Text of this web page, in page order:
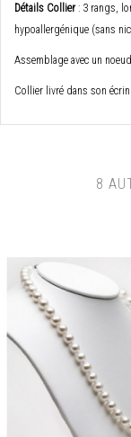
Détails Collier: 3 rangs,
hypoallergénique (sans
Assemblage avec un
Collier livré dans son
8